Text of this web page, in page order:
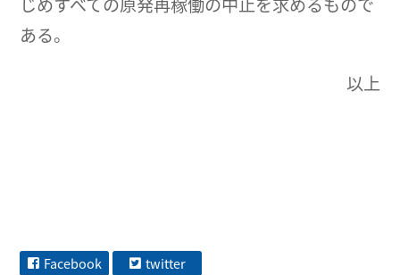
ある。
以上
Facebook twitter